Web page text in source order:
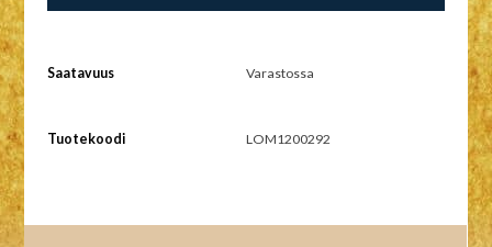
Saatavuus Varastossa
Tuotekoodi LOM1200292